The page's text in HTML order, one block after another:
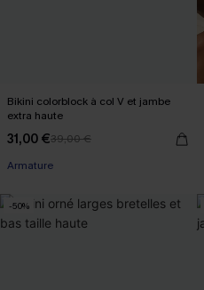
Bikini colorblock à col V et jambe
extra haute
31,00 €39,00 €
Armature
-50%